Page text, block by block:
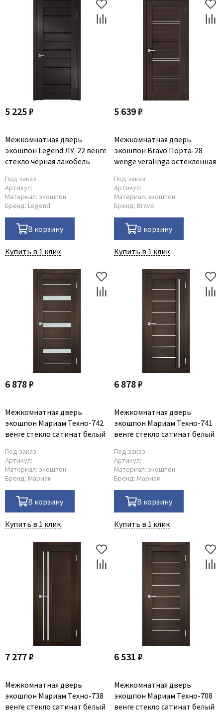
5 225 ₽
Межкомнатная дверь
экошпон Legend ЛУ-22 венге
стекло чёрная лакобель
Под заказ
Артикул:
Материал: экошпон
Бренд: Legend
В корзину
Купить в 1 клик
5 639 ₽
Межкомнатная дверь
экошпон Bravo Порта-28
wenge veralinga остеклённая
Под заказ
Артикул:
Материал: экошпон
Бренд: Bravo
В корзину
Купить в 1 клик
6 878 ₽
Межкомнатная дверь
экошпон Мариам Техно-742
венге стекло сатинат белый
Под заказ
Артикул:
Материал: экошпон
Бренд: Мариам
В корзину
Купить в 1 клик
6 878 ₽
Межкомнатная дверь
экошпон Мариам Техно-741
венге стекло сатинат белый
Под заказ
Артикул:
Материал: экошпон
Бренд: Мариам
В корзину
Купить в 1 клик
7 277 ₽
Межкомнатная дверь
экошпон Мариам Техно-738
венге стекло сатинат белый
6 531 ₽
Межкомнатная дверь
экошпон Мариам Техно-708
венге стекло сатинат белый